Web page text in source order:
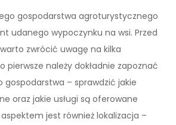
gospodarstwa agroturystycznego
udanego wypoczynku na wsi. Przed
zwrócić uwagę na kilka
pierwsze należy dokładnie zapoznać
gospodarstwa – sprawdzić jakie
oraz jakie usługi są oferowane
jest również lokalizacja –